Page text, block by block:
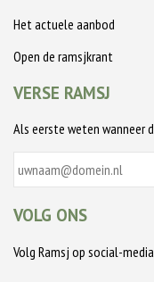
Het actuele aanbod
Open de ramsjkrant
VERSE RAMSJ
Als eerste weten wanneer
VOLG ONS
Volg Ramsj op social-